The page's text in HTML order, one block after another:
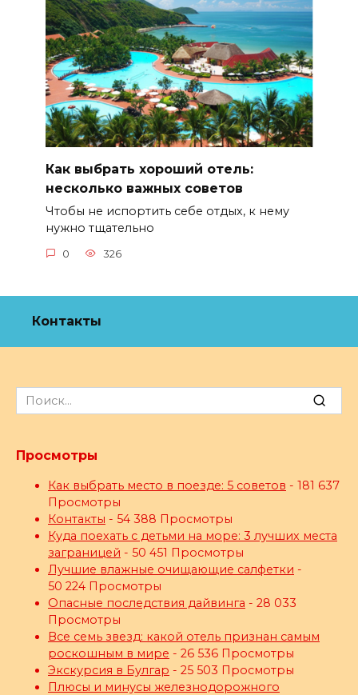
Как выбрать хороший отель:
несколько важных советов
Чтобы не испортить себе отдых, к нему
нужно тщательно
0 326
Контакты
Search
for:
Просмотры
Как выбрать место в поезде: 5 советов - 181 637
Просмотры
Контакты - 54 388 Просмотры
Куда поехать с детьми на море: 3 лучших места
заграницей - 50 451 Просмотры
Лучшие влажные очищающие салфетки -
50 224 Просмотры
Опасные последствия дайвинга - 28 033
Просмотры
Все семь звезд: какой отель признан самым
роскошным в мире - 26 536 Просмотры
Экскурсия в Булгар - 25 503 Просмотры
Плюсы и минусы железнодорожного